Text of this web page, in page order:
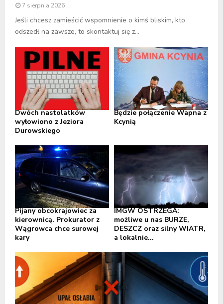
7 sierpnia 2026
Jeśli chcesz zamieścić wspomnienie o kimś bliskim, kto
odszedł na zawsze, to skontaktuj się z...
Dwóch nastolatków
wyłowiono z Jeziora
Durowskiego
Będzie połączenie Wapna z
Kcynią
Pijany obcokrajowiec za
kierownicą. Prokurator z
Wągrowca chce surowej
kary
IMGW OSTRZEGA:
możliwe u nas BURZE,
DESZCZ oraz silny WIATR,
a lokalnie...